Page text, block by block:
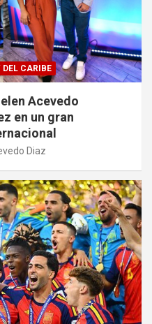
CARIBE
Acevedo
en un gran
Diaz